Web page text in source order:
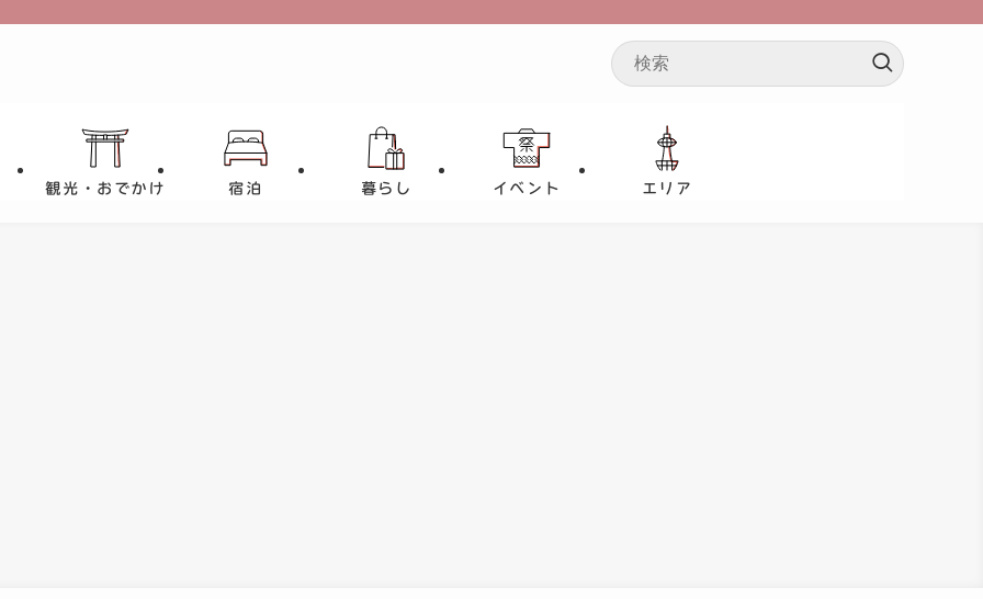
観光・おでかけ 宿泊 暮らし イベント エリア